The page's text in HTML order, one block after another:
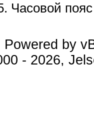
. Часовой
Powered by
- 2026,